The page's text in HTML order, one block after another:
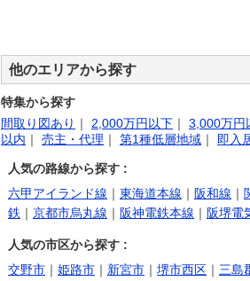
他のエリアから探す
特集から探す
間取り図あり ｜ 2,000万円以下 ｜ 3,000万円
以内 ｜ 売主・代理 ｜ 第1種低層地域 ｜ 即入
人気の路線から探す :
六甲アイランド線 ｜ 東海道本線 ｜ 阪和線 ｜
鉄 ｜ 京都市烏丸線 ｜ 阪神電鉄本線 ｜ 阪堺電
人気の市区から探す :
交野市 ｜ 姫路市 ｜ 新宮市 ｜ 堺市西区 ｜ 三島